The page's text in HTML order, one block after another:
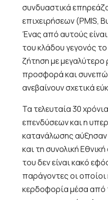
συνδυαστικά
επιχειρήσεων (PMIS,
Ένας από αυτούς
του κλάδου γεγονός
ζήτηση με
προσφορά και
ανεβαίνουν σχετικά
Τα τελευταία 30
επενδύσεων και η
κατανάλωσης αύξησαν
και τη συνολική
του δεν είναι κακό
παράγοντες οι
κερδοφορία μέσα από